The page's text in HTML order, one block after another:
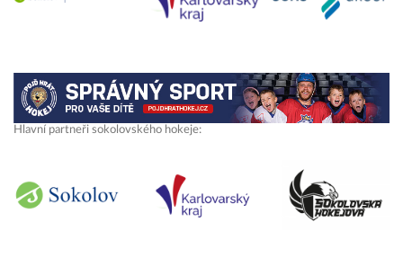
Hlavní partneři sokolovského hokeje: